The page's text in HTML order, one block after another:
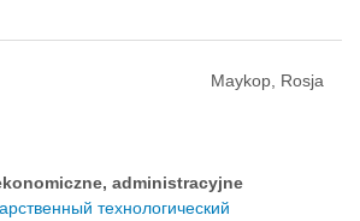
Maykop, Rosja
administracyjne
технологический